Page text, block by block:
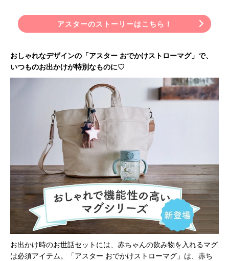
アスターのストーリーはこちら！
おしゃれなデザインの「アスター おでかけストローマグ」で、
いつものお出かけが特別なものに♡
お出かけ時のお世話セットには、赤ちゃんの飲み物を入れるマグ
は必須アイテム。「アスター おでかけストローマグ」は、赤ち